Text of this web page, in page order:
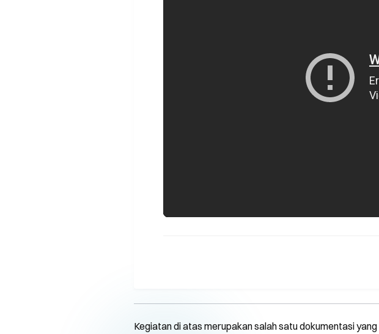
Kegiatan di atas merupakan salah satu dokumentasi